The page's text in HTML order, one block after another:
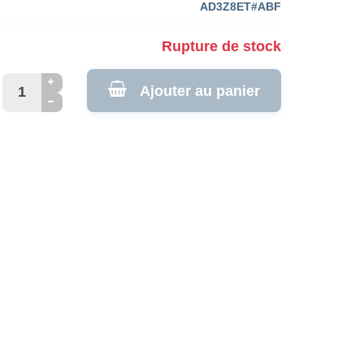
AD3Z8ET#ABF
Rupture de stock
Ajouter au panier